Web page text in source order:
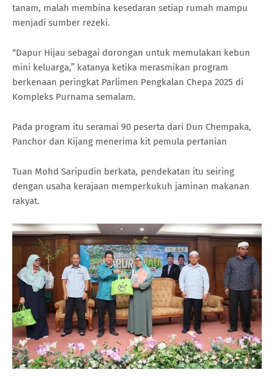
tanam, malah membina kesedaran setiap rumah mampu
menjadi sumber rezeki.
“Dapur Hijau sebagai dorongan untuk memulakan kebun
mini keluarga,” katanya ketika merasmikan program
berkenaan peringkat Parlimen Pengkalan Chepa 2025 di
Kompleks Purnama semalam.
Pada program itu seramai 90 peserta dari Dun Chempaka,
Panchor dan Kijang menerima kit pemula pertanian
Tuan Mohd Saripudin berkata, pendekatan itu seiring
dengan usaha kerajaan memperkukuh jaminan makanan
rakyat.